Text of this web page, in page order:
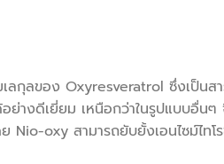
มเลกุลของ Oxyresveratrol ซึ่งเป็
างดีเยี่ยม เหนือกว่าในรูปแบบอื่น
Nio-oxy สามารถยับยั้งเอนไซม์ไ